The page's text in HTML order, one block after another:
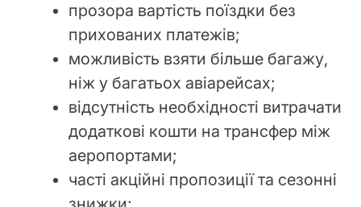
прозора вартість поїздки без
прихованих платежів;
можливість взяти більше багажу,
ніж у багатьох авіарейсах;
відсутність необхідності витрачати
додаткові кошти на трансфер між
аеропортами;
часті акційні пропозиції та сезонні